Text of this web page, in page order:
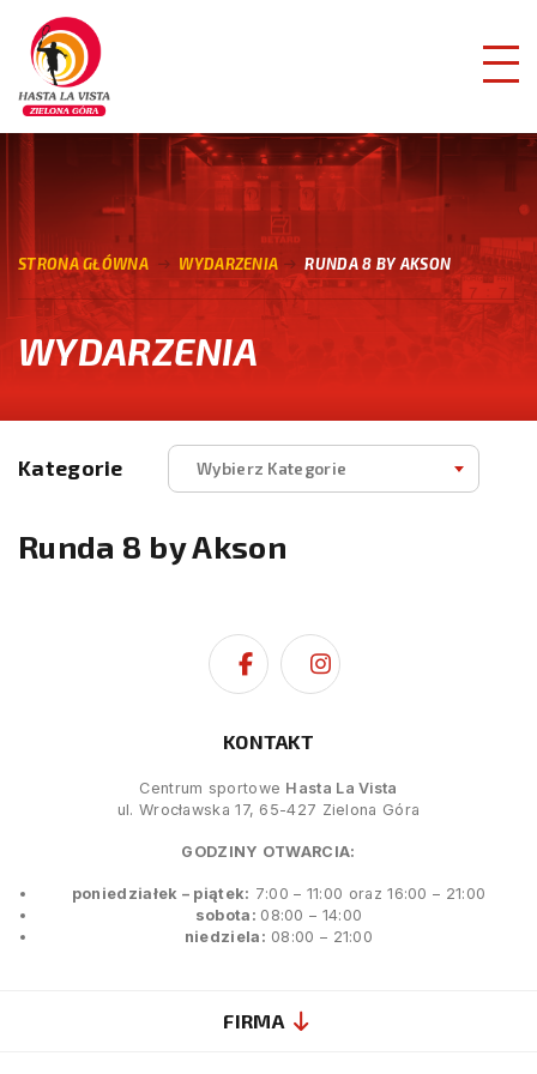
STRONA GŁÓWNA WYDARZENIA RUNDA 8 BY AKSON
WYDARZENIA
Kategorie Wybierz Kategorie
Runda 8 by Akson
KONTAKT
Centrum sportowe Hasta La Vista
ul. Wrocławska 17, 65-427 Zielona Góra
GODZINY OTWARCIA:
poniedziałek – piątek: 7:00 – 11:00 oraz 16:00 – 21:00
sobota: 08:00 – 14:00
niedziela: 08:00 – 21:00
FIRMA